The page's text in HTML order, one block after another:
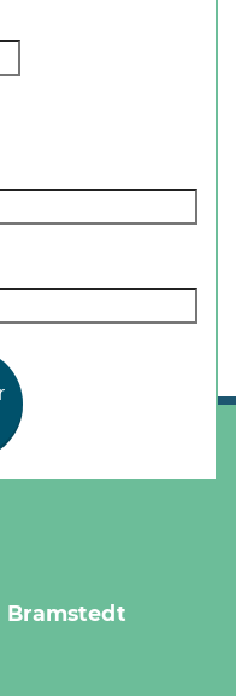
Bramstedt